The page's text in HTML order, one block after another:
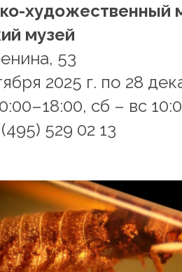
художественный
музей
53
2025 г. по 28
сб – вс
529 02 13